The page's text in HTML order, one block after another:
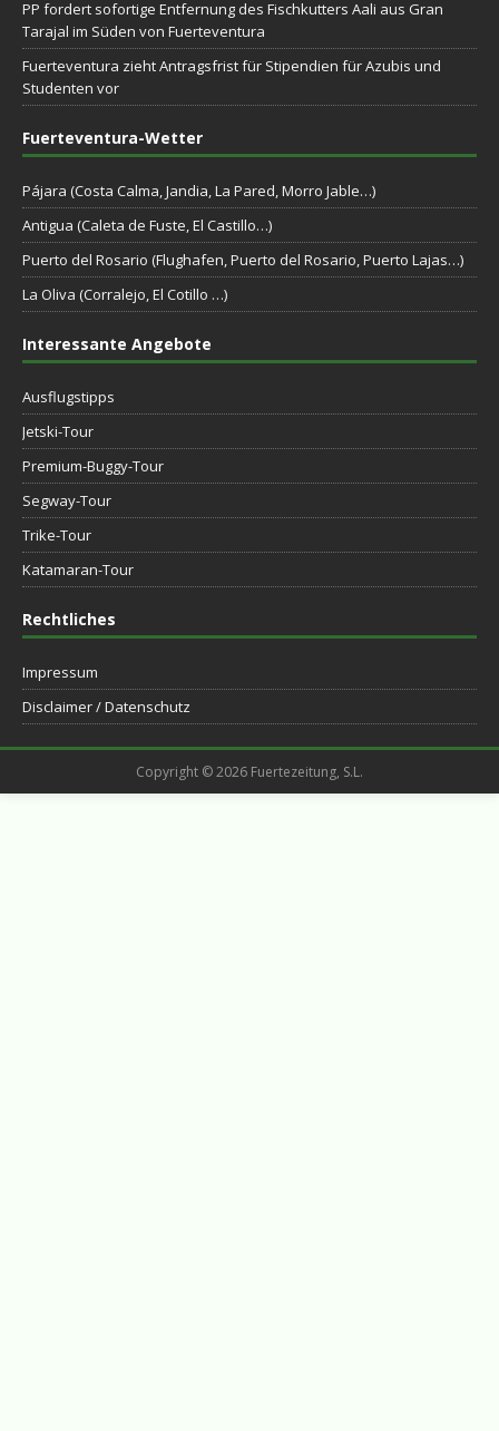
PP fordert sofortige Entfernung des Fischkutters Aali aus Gran
Tarajal im Süden von Fuerteventura
Fuerteventura zieht Antragsfrist für Stipendien für Azubis und
Studenten vor
Fuerteventura-Wetter
Pájara (Costa Calma, Jandia, La Pared, Morro Jable…)
Antigua (Caleta de Fuste, El Castillo…)
Puerto del Rosario (Flughafen, Puerto del Rosario, Puerto Lajas…)
La Oliva (Corralejo, El Cotillo …)
Interessante Angebote
Ausflugstipps
Jetski-Tour
Premium-Buggy-Tour
Segway-Tour
Trike-Tour
Katamaran-Tour
Rechtliches
Impressum
Disclaimer / Datenschutz
Copyright © 2026 Fuertezeitung, S.L.